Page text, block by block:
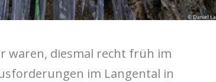
waren, diesmal recht früh im
im Langental in